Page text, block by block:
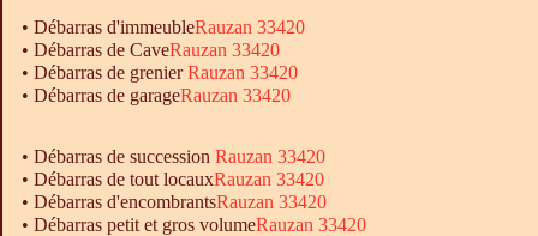
• Débarras d'immeubleRauzan 33420
• Débarras de CaveRauzan 33420
• Débarras de grenierRauzan 33420
• Débarras de garageRauzan 33420
• Débarras de succession Rauzan 33420
• Débarras de tout locauxRauzan 33420
• Débarras d'encombrantsRauzan 33420
• Débarras petit et gros volumeRauzan 33420